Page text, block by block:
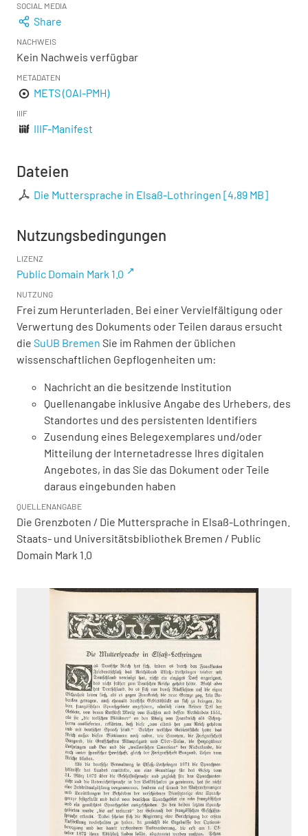
SOCIAL MEDIA
Share
NACHWEIS
Kein Nachweis verfügbar
METADATEN
METS (OAI-PMH)
IIIF
IIIF-Manifest
Dateien
Die Muttersprache in Elsaß-Lothringen [4,89 MB]
Nutzungsbedingungen
LIZENZ
Public Domain Mark 1.0
NUTZUNG
Frei zum Herunterladen. Bei einer Vervielfältigung oder
Verwertung des Dokuments oder Teilen daraus ersucht
die SuUB Bremen Sie im Rahmen der üblichen
wissenschaftlichen Gepflogenheiten um:
Nachricht an die besitzende Institution
Quellenangabe inklusive Angabe des Urhebers, des
Standortes und des persistenten Identifiers
Zusendung eines Belegexemplares und/oder
Mitteilung der Internetadresse Ihres digitalen
Angebotes, in das Sie das Dokument oder Teile
daraus eingebunden haben
QUELLENANGABE
Die Grenzboten / Die Muttersprache in Elsaß-Lothringen.
Staats- und Universitätsbibliothek Bremen / Public
Domain Mark 1.0